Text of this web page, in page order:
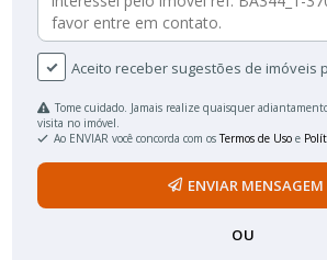
Aceito receber sugestões de imóveis
Tome cuidado. Jamais realize quaisquer
visita no imóvel.
Ao ENVIAR você concorda com osTermos de Uso e
ENVIAR MENSAGEM
OU